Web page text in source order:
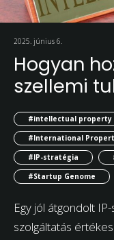
2025. június 6.
Hogyan
szellemi
#intellectual property
#International
#IP-stratégia
#Startup Genome
Egy jól átgondolt
szolgáltatás